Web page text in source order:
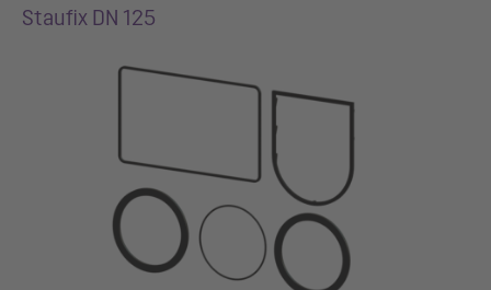
Staufix DN 125